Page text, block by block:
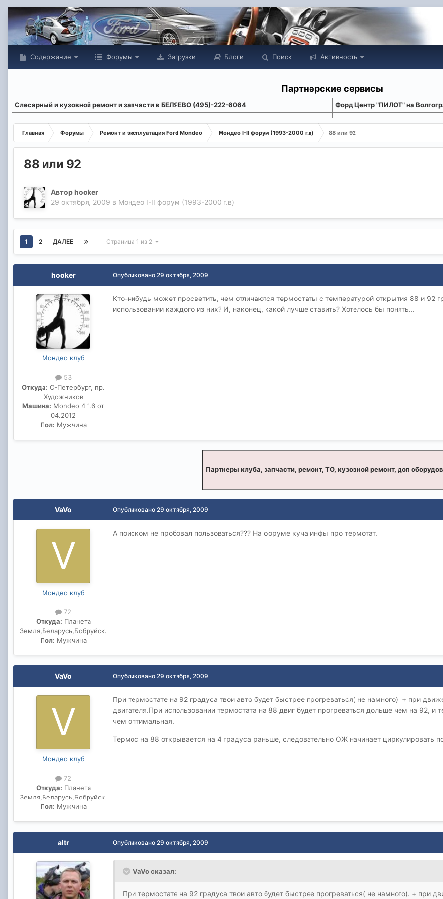
Содержание Форумы Загрузки Блоги Поиск Активность
Партнерские сервисы
Слесарный и кузовной ремонт и запчасти в БЕЛЯЕВО (495)-222-6064 Форд Центр "ПИЛОТ" на
Главная Форумы Ремонт и эксплуатация Ford Mondeo Мондео I-II форум (1993-2000 г.в) 88 или 92
88 или 92
Авторhooker
29 октября, 2009 в Мондео I-II форум (1993-2000 г.в)
1 2 ДАЛЕЕ Страница 1 из 2
hooker
Мондео клуб
53
Откуда: С-Петербург, пр.
Художников
Машина: Mondeo 4 1.6 от
04.2012
Пол: Мужчина
Опубликовано 29 октября, 2009
Кто-нибудь может просветить, чем отличаются термостаты с температурой открытия 88 и 92
использовании каждого из них? И, наконец, какой лучше ставить? Хотелось бы понять...
Партнеры клуба, запчасти, ремонт, ТО, кузовной ремонт, доп
VaVo
Мондео клуб
72
Откуда: Планета
Земля,Беларусь,Бобруйск.
Пол: Мужчина
Опубликовано 29 октября, 2009
А поиском не пробовал пользоваться??? На форуме куча инфы про термотат.
VaVo
Мондео клуб
72
Откуда: Планета
Земля,Беларусь,Бобруйск.
Пол: Мужчина
Опубликовано 29 октября, 2009
При термостате на 92 градуса твои авто будет быстрее прогреваться( не намного). + при
двигателя.При использовании термостата на 88 двиг будет прогреваться дольше чем на 92,
чем оптимальная.
Термос на 88 открывается на 4 градуса раньше, следовательно ОЖ начинает циркулировать
altr Опубликовано 29 октября, 2009
VaVo сказал:
При термостате на 92 градуса твои авто будет быстрее прогреваться( не намного). + при